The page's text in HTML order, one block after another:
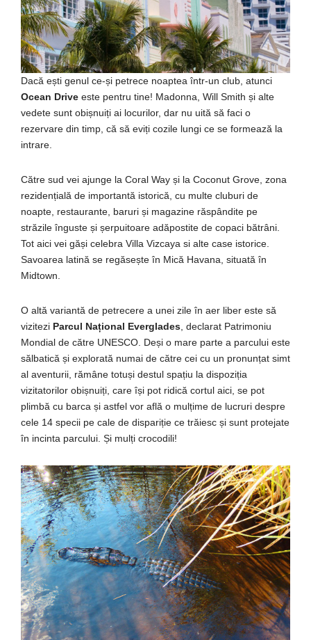
Dacă ești genul ce-și petrece noaptea într-un club, atunci
Ocean Drive este pentru tine! Madonna, Will Smith și alte
vedete sunt obișnuiți ai locurilor, dar nu uită să faci o
rezervare din timp, că să eviți cozile lungi ce se formează la
intrare.
Către sud vei ajunge la Coral Way și la Coconut Grove, zona
rezidențială de importantă istorică, cu multe cluburi de
noapte, restaurante, baruri și magazine răspândite pe
străzile înguste și șerpuitoare adăpostite de copaci bătrâni.
Tot aici vei găși celebra Villa Vizcaya si alte case istorice.
Savoarea latină se regăsește în Mică Havana, situată în
Midtown.
O altă variantă de petrecere a unei zile în aer liber este să
vizitezi Parcul Național Everglades , declarat Patrimoniu
Mondial de către UNESCO. Deși o mare parte a parcului este
sălbatică și explorată numai de către cei cu un pronunțat simt
al aventurii, rămâne totuși destul spațiu la dispoziția
vizitatorilor obișnuiți, care își pot ridică cortul aici, se pot
plimbă cu barca și astfel vor află o mulțime de lucruri despre
cele 14 specii pe cale de dispariție ce trăiesc și sunt protejate
în incinta parcului. Și mulți crocodili!